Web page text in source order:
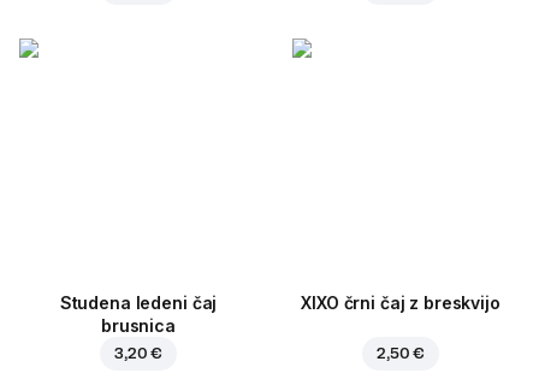
Studena ledeni čaj
brusnica
3,20 €
XIXO črni čaj z breskvijo
2,50 €